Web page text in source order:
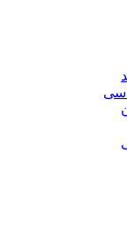
سی